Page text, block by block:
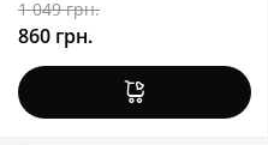
1 049 грн.
860 грн.